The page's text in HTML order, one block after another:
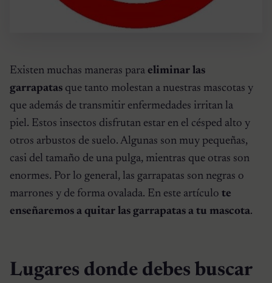
Existen muchas maneras para eliminar las
garrapatas que tanto molestan a nuestras mascotas y
que además de transmitir enfermedades irritan la
piel. Estos insectos disfrutan estar en el césped alto y
otros arbustos de suelo. Algunas son muy pequeñas,
casi del tamaño de una pulga, mientras que otras son
enormes. Por lo general, las garrapatas son negras o
marrones y de forma ovalada. En este artículo te
enseñaremos a quitar las garrapatas a tu mascota.
Lugares donde debes buscar